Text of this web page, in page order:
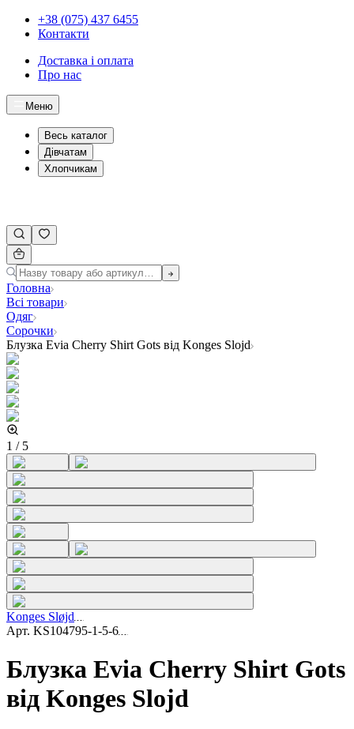
+38 (075) 437 6455
Контакти
Доставка і оплата
Про нас
Меню
Весь каталог
Дівчатам
Хлопчикам
Головна
Всі товари
Одяг
Сорочки
Блузка Evia Cherry Shirt Gots від Konges Slojd
1 / 5
Konges Sløjd
Арт. KS104795-1-5-6
Блузка Evia Cherry Shirt Gots
від Konges Slojd